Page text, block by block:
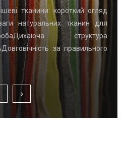
тканини: короткий огляд
натуральних тканин для
структура
за правильного